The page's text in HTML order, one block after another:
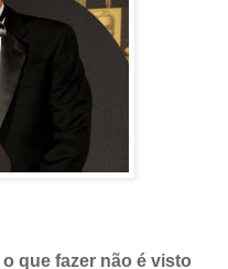
que fazer não é visto